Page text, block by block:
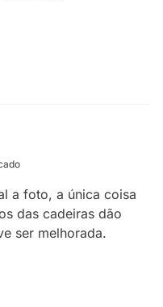
a foto, a única coisa
das cadeiras dão
ser melhorada.